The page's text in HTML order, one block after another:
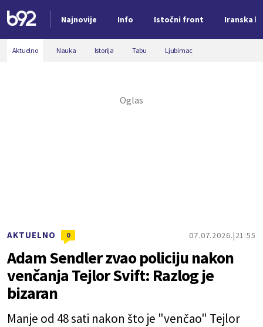
Najnovije Info Istočni front Iranska
Nova vest
Aktuelno Nauka Istorija Tabu Ljubimac
AKTUELNO 0 07.07.2026. 21:55
Adam Sendler zvao policiju nakon
venčanja Tejlor Svift: Razlog je
bizaran
Manje od 48 sati nakon što je "venčao" Tejlor